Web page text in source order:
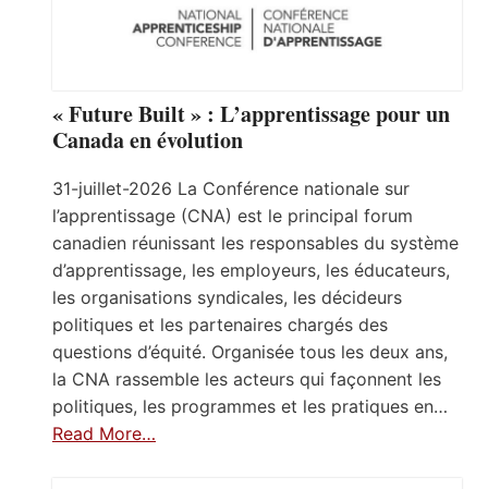
« Future Built » : L’apprentissage pour un
Canada en évolution
31-juillet-2026 La Conférence nationale sur
l’apprentissage (CNA) est le principal forum
canadien réunissant les responsables du système
d’apprentissage, les employeurs, les éducateurs,
les organisations syndicales, les décideurs
politiques et les partenaires chargés des
questions d’équité. Organisée tous les deux ans,
la CNA rassemble les acteurs qui façonnent les
politiques, les programmes et les pratiques en…
Read More…